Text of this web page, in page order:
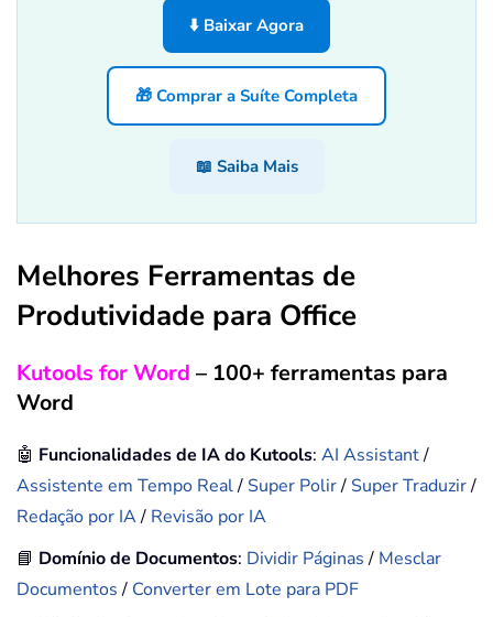
⬇️ Baixar Agora
🎁 Comprar a Suíte Completa
📖 Saiba Mais
Melhores Ferramentas de
Produtividade para Office
Kutools for Word – 100+ ferramentas para
Word
🤖 Funcionalidades de IA do Kutools: AI Assistant/
Assistente em Tempo Real/ Super Polir/ Super Traduzir/
Redação por IA/ Revisão por IA
📘 Domínio de Documentos: Dividir Páginas/ Mesclar
Documentos/ Converter em Lote para PDF